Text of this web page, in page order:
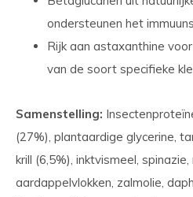
ondersteunen het
Rijk aan astaxanthine
van de soort specifieke
Samenstelling:
(27%), plantaardige glycerine,
krill (6,5%), inktvismeel,
aardappelvlokken, zalmolie,